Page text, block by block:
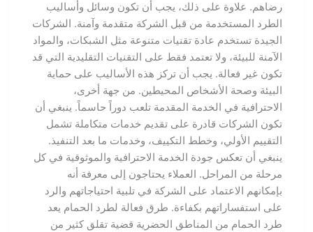
رضاهم. علاوة على ذلك، يجب أن تكون وسائل وأساليب
الطرد المستخدمة من قبل الشركة متقدمة وآمنة. الشركات
الجيدة تستخدم عادة تقنيات متنوعة مثل الشبكات، والمواد
الآمنة للبيئة، ولا تعتمد فقط على التقنيات التقليدية التي قد
تكون غير فعالة. يجب أن تركز هذه الأساليب على حماية
البيئة وصحة الأشخاص المحيطين. من جهة أخرى،
الاحترافية في الخدمة المقدمة تلعب دوراً حاسماً. ينبغي أن
تكون الشركات قادرة على تقديم خدمات متكاملة تشمل
التقييم الأولي، وخطط التكييف، وخدمات ما بعد التنفيذ.
ينبغي أن تعكس جودة الخدمة الاحترافية والموثوقية في كل
مرحلة من المراحل. العملاء يحتاجون إلى معرفة أنه
بإمكانهم الاعتماد على الشركة في تلبية احتياجاتهم والرد
على استفساراتهم بكفاءة. طرق فعالة لطرد الحمام يعد
طرد الحمام من المناطق الحضرية قضية تقلق كثير من